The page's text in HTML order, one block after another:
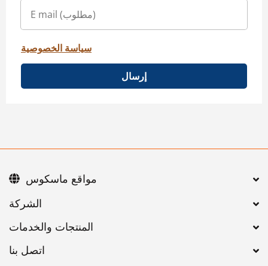
سياسة الخصوصية
إرسال
اتصل بنا
مواقع ماسكوس